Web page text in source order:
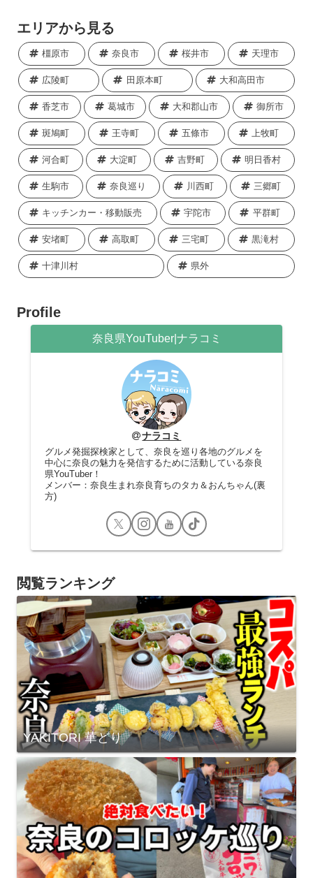
エリアから見る
橿原市 奈良市 桜井市 天理市
広陵町 田原本町 大和高田市
香芝市 葛城市 大和郡山市 御所市
斑鳩町 王寺町 五條市 上牧町
河合町 大淀町 吉野町 明日香村
生駒市 奈良巡り 川西町 三郷町
キッチンカー・移動販売 宇陀市 平群町
安堵町 高取町 三宅町 黒滝村
十津川村 県外
Profile
奈良県YouTuber|ナラコミ
ナラコミ
グルメ発掘探検家として、奈良を巡り各地のグルメを
中心に奈良の魅力を発信するために活動している奈良
県YouTuber！
メンバー：奈良生まれ奈良育ちのタカ＆おんちゃん(裏
方)
閲覧ランキング
YAKITORI 華どり